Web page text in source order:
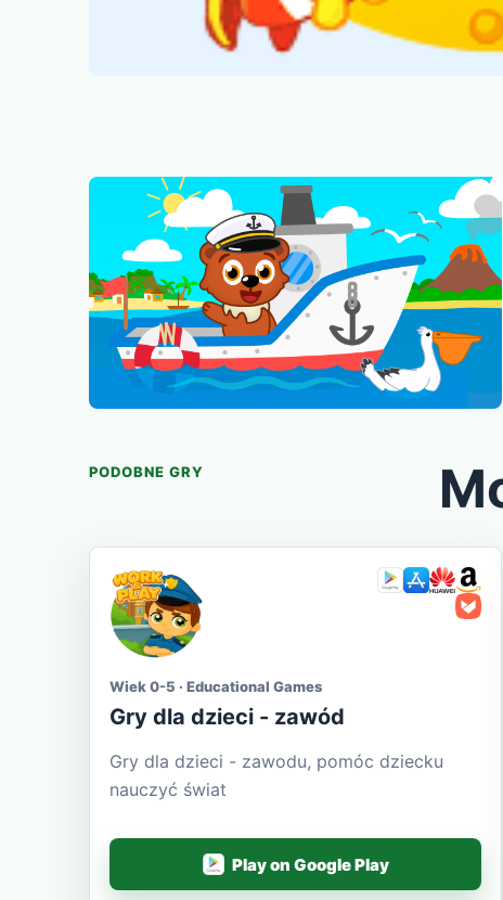
PODOBNE GRY
Wiek 0-5 · Educational Games
Gry dla dzieci - zawód
Gry dla dzieci - zawodu, pomóc dziecku
nauczyć świat
Play on Google Play